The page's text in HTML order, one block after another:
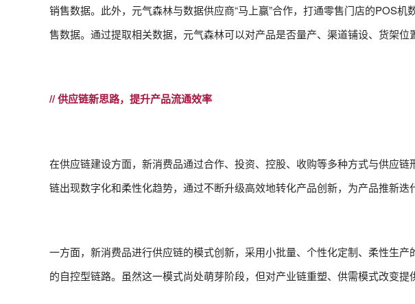
销售数据。此外，元气森林与数据供应商“马上赢”合作，打通零售门店的POS
售数据。通过提取相关数据，元气森林可以对产品是否量产、渠道铺设、货架位
// 供应链新思路，提升产品流通效率
在供应链建设方面，新消费品通过合作、投资、控股、收购等多种方式与供应
链出现数字化和柔性化趋势，通过不断升级高效地转化产品创新，为产品推新迭
一方面，新消费品进行供应链的模式创新，采用小批量、个性化定制、柔性生
的自控型链路。虽然这一模式尚处萌芽阶段，但对产业链重塑、供需模式改变提